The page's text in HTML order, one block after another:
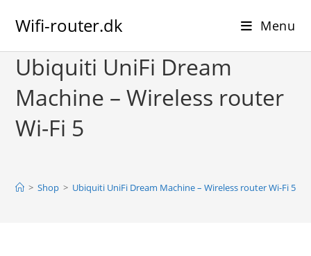
Wifi-router.dk Menu
Ubiquiti UniFi Dream
Machine – Wireless router
Wi-Fi 5
> Shop > Ubiquiti UniFi Dream Machine – Wireless router Wi-Fi 5